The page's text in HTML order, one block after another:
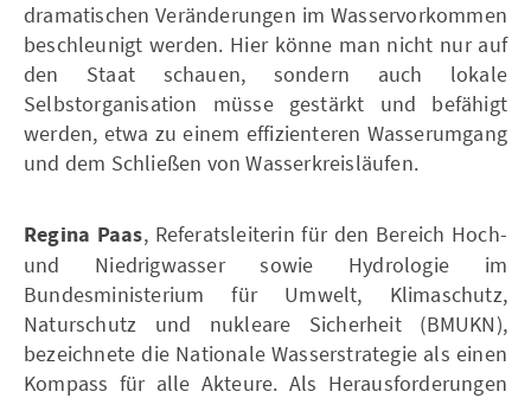
dramatischen Veränderungen im Wasservorkommen
beschleunigt werden. Hier könne man nicht nur auf
den Staat schauen, sondern auch lokale
Selbstorganisation müsse gestärkt und befähigt
werden, etwa zu einem effizienteren Wasserumgang
und dem Schließen von Wasserkreisläufen.
Regina Paas, Referatsleiterin für den Bereich Hoch-
und Niedrigwasser sowie Hydrologie im
Bundesministerium für Umwelt, Klimaschutz,
Naturschutz und nukleare Sicherheit (BMUKN),
bezeichnete die Nationale Wasserstrategie als einen
Kompass für alle Akteure. Als Herausforderungen